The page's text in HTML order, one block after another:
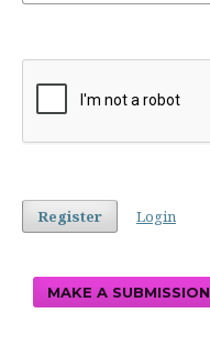
Register Login
MAKE A SUBMISSION